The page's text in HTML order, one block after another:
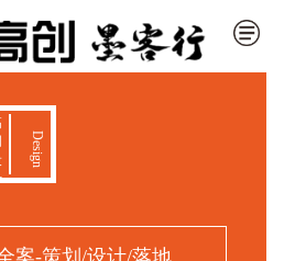
Design
案-策划/设计/落地